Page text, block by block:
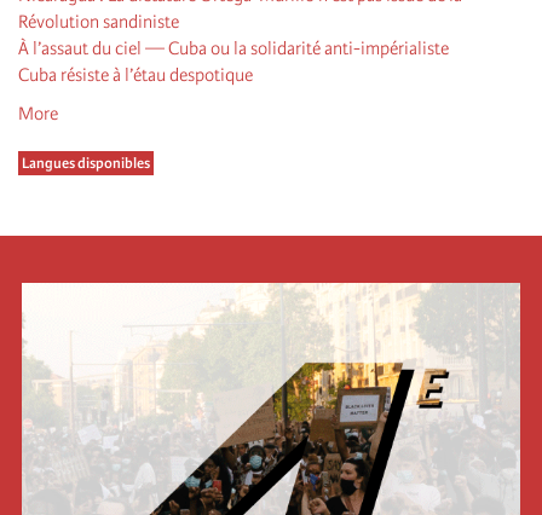
Révolution sandiniste
À l’assaut du ciel — Cuba ou la solidarité anti-impérialiste
Cuba résiste à l’étau despotique
More
Langues disponibles